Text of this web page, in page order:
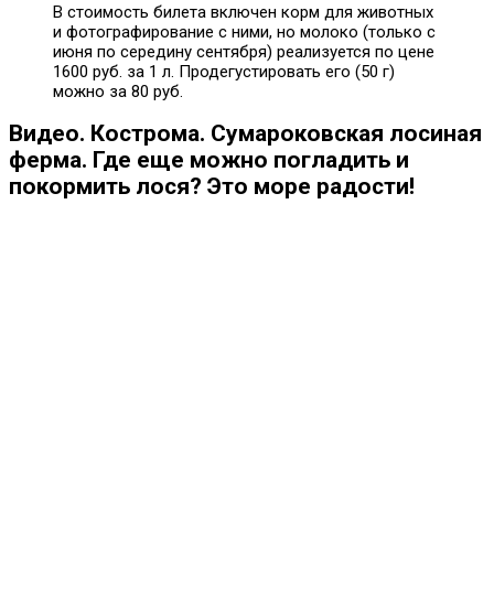
В стоимость билета включен корм для животных
и фотографирование с ними, но молоко (только с
июня по середину сентября) реализуется по цене
1600 руб. за 1 л. Продегустировать его (50 г)
можно за 80 руб.
Видео. Кострома. Сумароковская лосиная
ферма. Где еще можно погладить и
покормить лося? Это море радости!